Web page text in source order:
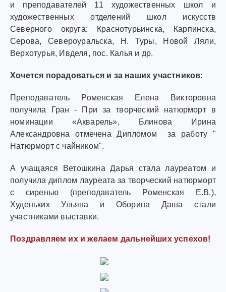
и преподавателей 11 художественных школ и
художественных отделений школ искусств
Северного округа: Краснотурьинска, Карпинска,
Серова, Североуральска, Н. Туры, Новой Ляли,
Верхотурья, Ивделя, пос. Калья и др.
Хочется порадоваться и за наших участников:
Преподаватель Роменская Елена Викторовна
получила Гран - При за творческий натюрморт в
номинации «Акварель», Блинова Ирина
Александровна отмечена Дипломом за работу "
Натюрморт с чайником".
А учащаяся Ветошкина Дарья стала лауреатом и
получила диплом лауреата за творческий натюрморт
с сиренью (преподаватель Роменская Е.В.),
Худеньких Ульяна и Оборина Даша стали
участниками выставки.
Поздравляем их и желаем дальнейших успехов!